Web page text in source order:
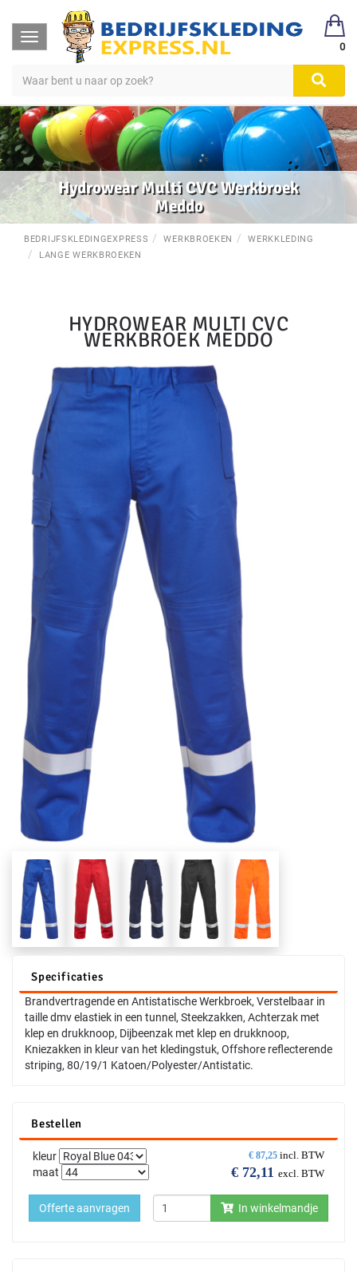
Toggle
navigation
0
Hydrowear Multi CVC Werkbroek
Meddo
BEDRIJFSKLEDINGEXPRESS WERKBROEKEN
WERKKLEDING
LANGE WERKBROEKEN
HYDROWEAR MULTI CVC
WERKBROEK MEDDO
Specificaties
Brandvertragende en Antistatische Werkbroek, Verstelbaar in
taille dmv elastiek in een tunnel, Steekzakken, Achterzak met
klep en drukknoop, Dijbeenzak met klep en drukknoop,
Kniezakken in kleur van het kledingstuk, Offshore reflecterende
striping, 80/19/1 Katoen/Polyester/Antistatic.
Bestellen
€ 87,25 incl. BTW
€ 72,11 excl. BTW
kleur
maat
In winkelmandje
Offerte aanvragen